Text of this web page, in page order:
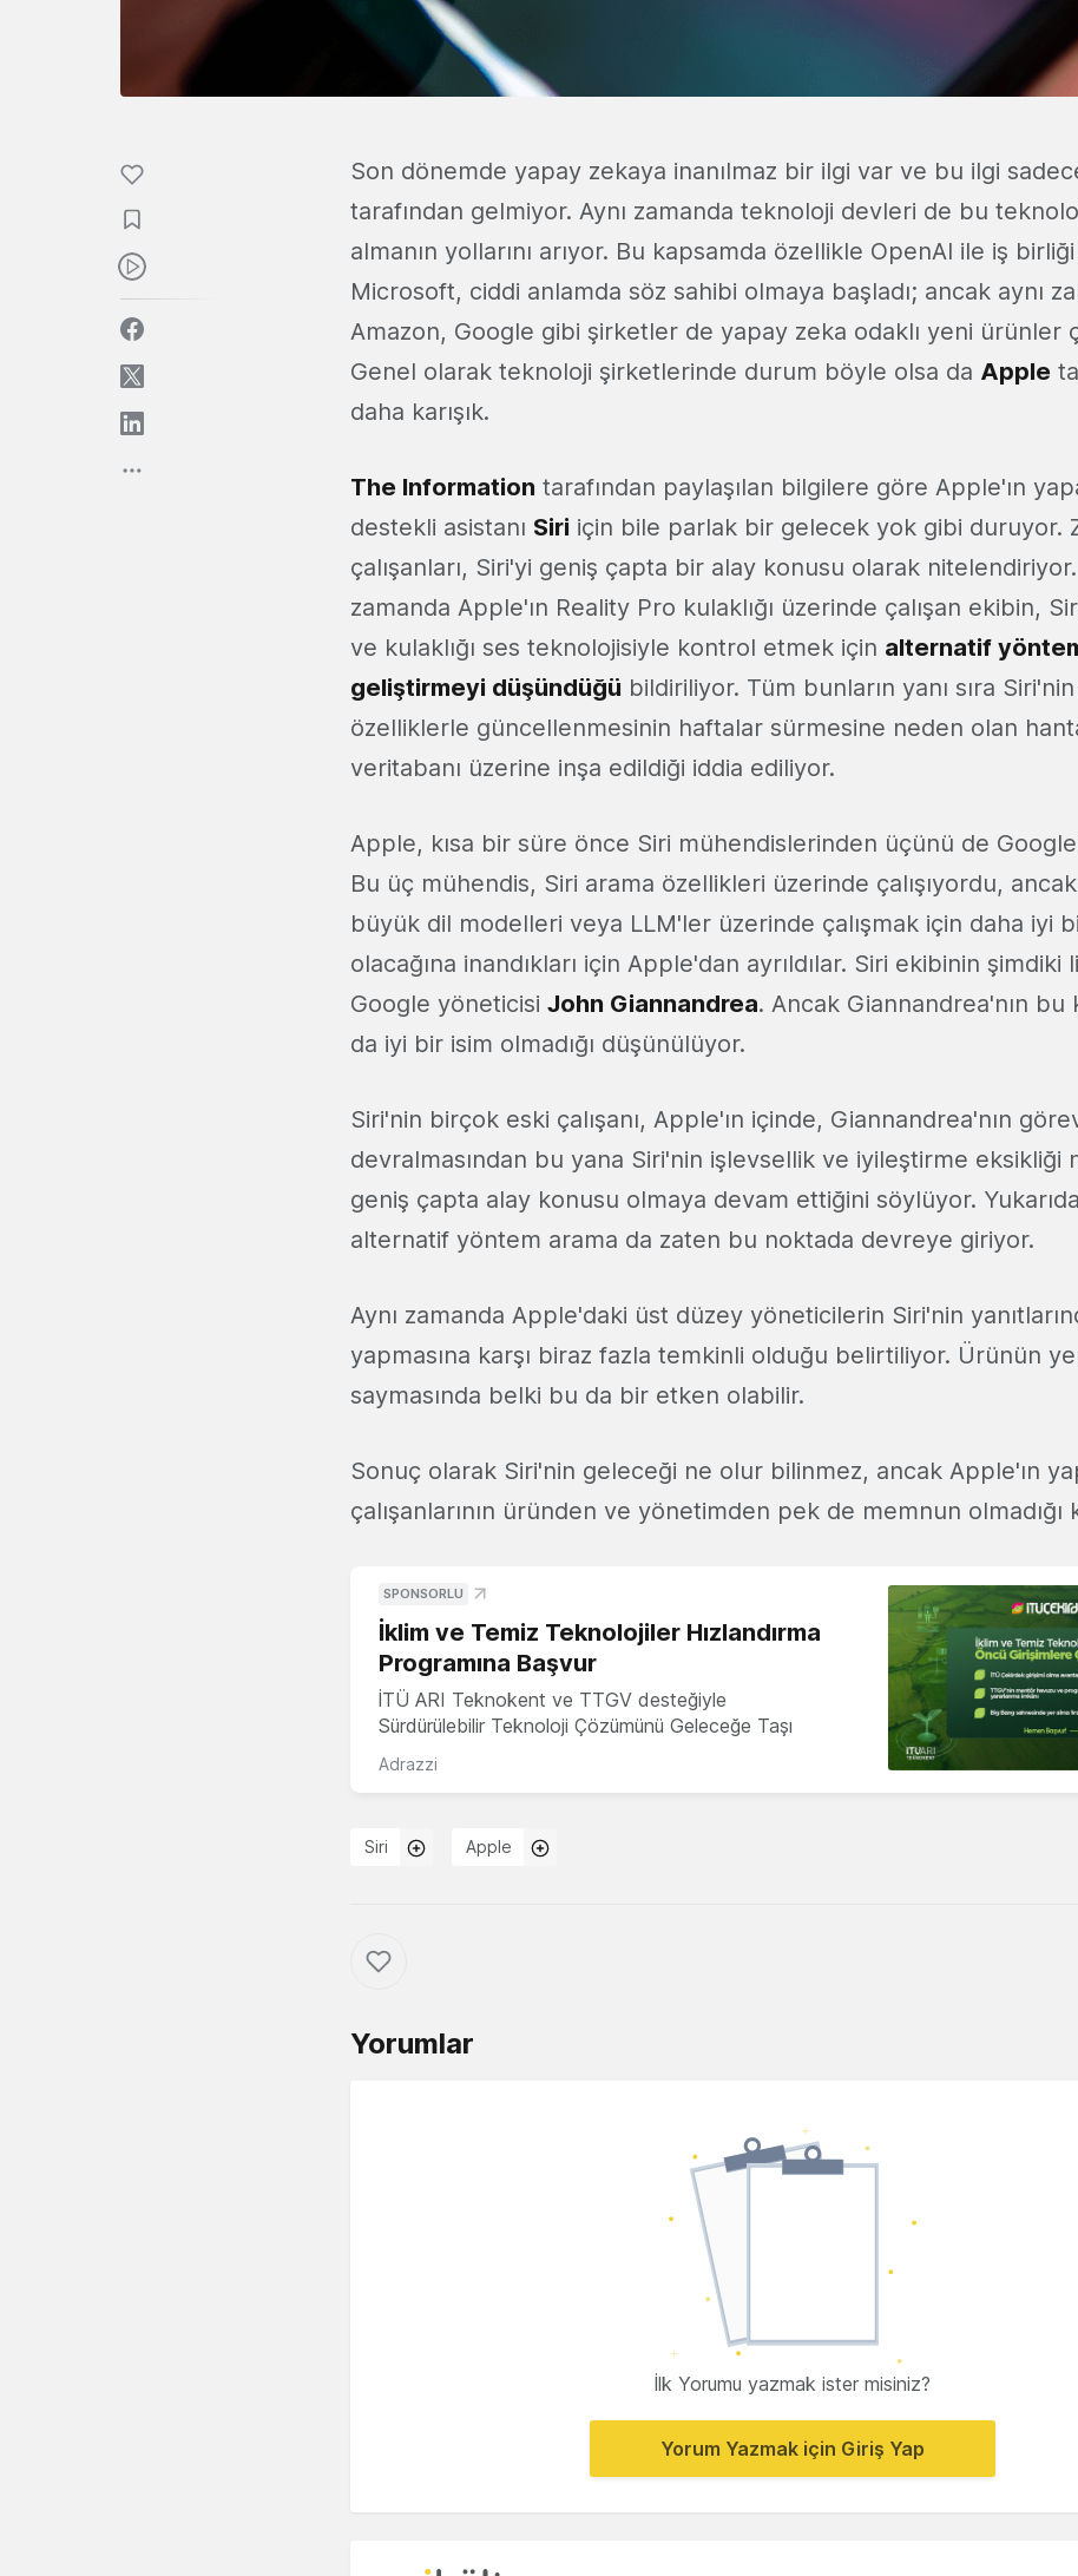
Son dönemde yapay zekaya inanılmaz bir ilgi var ve bu ilgi
tarafından gelmiyor. Aynı zamanda teknoloji devleri de bu
almanın yollarını arıyor. Bu kapsamda özellikle OpenAI ile iş
Microsoft, ciddi anlamda söz sahibi olmaya başladı; ancak aynı
Amazon, Google gibi şirketler de yapay zeka odaklı yeni ürünler
Genel olarak teknoloji şirketlerinde durum böyle olsa da Apple
daha karışık.
The Information tarafından paylaşılan bilgilere göre Apple'ın
destekli asistanı Siri için bile parlak bir gelecek yok gibi duruyor.
çalışanları, Siri'yi geniş çapta bir alay konusu olarak nitelendiriyor.
zamanda Apple'ın Reality Pro kulaklığı üzerinde çalışan ekibin,
ve kulaklığı ses teknolojisiyle kontrol etmek için alternatif
geliştirmeyi düşündüğü bildiriliyor. Tüm bunların yanı sıra
özelliklerle güncellenmesinin haftalar sürmesine neden olan
veritabanı üzerine inşa edildiği iddia ediliyor.
Apple, kısa bir süre önce Siri mühendislerinden üçünü de
Bu üç mühendis, Siri arama özellikleri üzerinde çalışıyordu,
büyük dil modelleri veya LLM'ler üzerinde çalışmak için daha iyi
olacağına inandıkları için Apple'dan ayrıldılar. Siri ekibinin şimdiki
Google yöneticisi John Giannandrea. Ancak Giannandrea'nın bu
da iyi bir isim olmadığı düşünülüyor.
Siri'nin birçok eski çalışanı, Apple'ın içinde, Giannandrea'nın
devralmasından bu yana Siri'nin işlevsellik ve iyileştirme eksikliği
geniş çapta alay konusu olmaya devam ettiğini söylüyor.
alternatif yöntem arama da zaten bu noktada devreye giriyor.
Aynı zamanda Apple'daki üst düzey yöneticilerin Siri'nin
yapmasına karşı biraz fazla temkinli olduğu belirtiliyor. Ürünün
saymasında belki bu da bir etken olabilir.
Sonuç olarak Siri'nin geleceği ne olur bilinmez, ancak Apple'ın
çalışanlarının üründen ve yönetimden pek de memnun olmadığı
SPONSORLU
İklim ve Temiz Teknolojiler Hızlandırma
Programına Başvur
İTÜ ARI Teknokent ve TTGV desteğiyle
Sürdürülebilir Teknoloji Çözümünü Geleceğe Taşı
Adrazzi
Siri Apple
Yorumlar
İlk Yorumu yazmak ister misiniz?
Yorum Yazmak için Giriş Yap